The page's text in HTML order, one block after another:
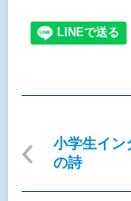
小学生イン
の詩